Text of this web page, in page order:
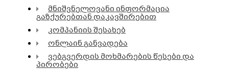
მნიშვნელოვანი ინფორმაცია
გაზქურებთან დაკავშირებით
კომპანიის შესახებ
ონლაინ განვადება
ვებგვერდის მოხმარების წესები და
პირობები